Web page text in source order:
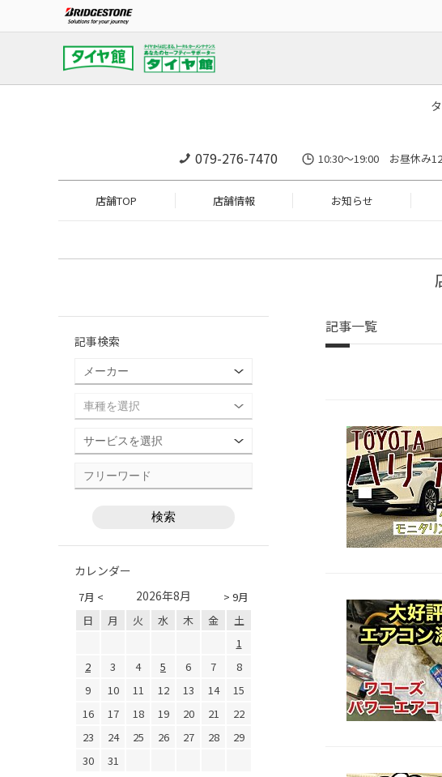
079-276-7470 10:30～19:00 お昼休み
店舗TOP 店舗情報 お知らせ
記事一覧
記事検索
カレンダー
7月 < > 9月
2026年8月
日 月 火 水 木 金
土
1
2
3 4 5 6 7
8
9
10 11 12 13 14
15
16
17 18 19 20 21
22
23
24 25 26 27 28
29
30
31